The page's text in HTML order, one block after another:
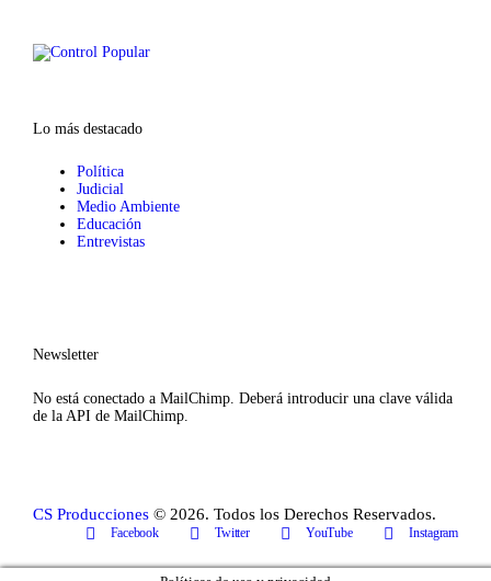
Lo más destacado
Política
Judicial
Medio Ambiente
Educación
Entrevistas
Newsletter
No está conectado a MailChimp. Deberá introducir una clave válida
de la API de MailChimp.
CS Producciones © 2026. Todos los Derechos Reservados.
Facebook Twitter YouTube Instagram